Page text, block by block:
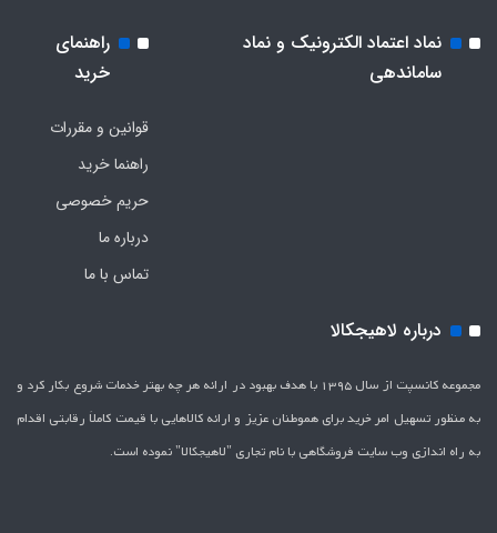
نماد اعتماد الکترونیک و نماد
ساماندهی
راهنمای
خرید
قوانین و مقررات
راهنما خرید
حریم خصوصی
درباره ما
تماس با ما
درباره لاهیجکالا
مجموعه کانسپت از سال 1395 با هدف بهبود در ارائه هر چه بهتر خدمات شروع بکار کرد و
به منظور تسهیل امر خرید برای هموطنان عزیز و ارائه کالاهایی با قیمت کاملاَ رقابتی اقدام
به راه اندازی وب سایت فروشگاهی با نام تجاری "لاهیج­کالا" نموده است.